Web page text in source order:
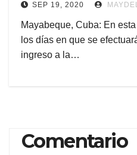
SEP 19, 2020
Mayabeque, Cuba: En
los días en que se
ingreso a la…
Comentario